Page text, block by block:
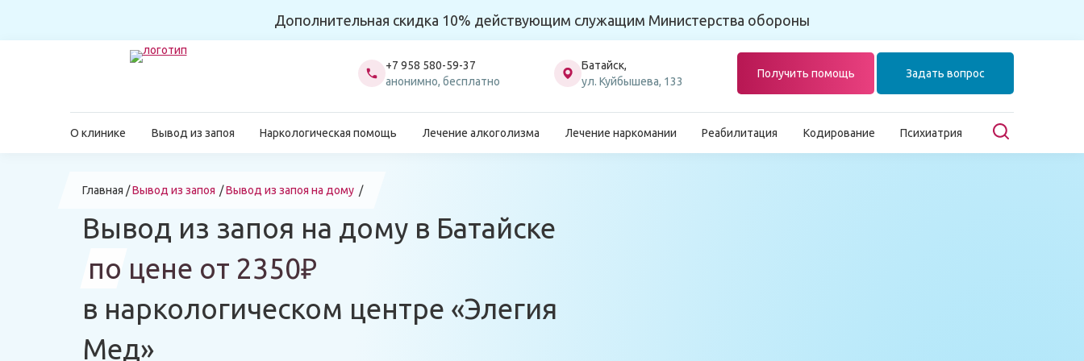
Дополнительная скидка 10% действующим служащим Министерства обороны
+7 958 580-59-37
анонимно, бесплатно
Батайск,
ул. Куйбышева, 133
Получить помощь Задать вопрос
О клинике Вывод из запоя Наркологическая помощь Лечение алкоголизма Лечение наркомании Реабилитация Кодирование Психиатрия
Главная Вывод из запоя Вывод из запоя на дому
Вывод из запоя на дому в Батайске
по цене от 2350₽
в наркологическом центре «Элегия
Мед»